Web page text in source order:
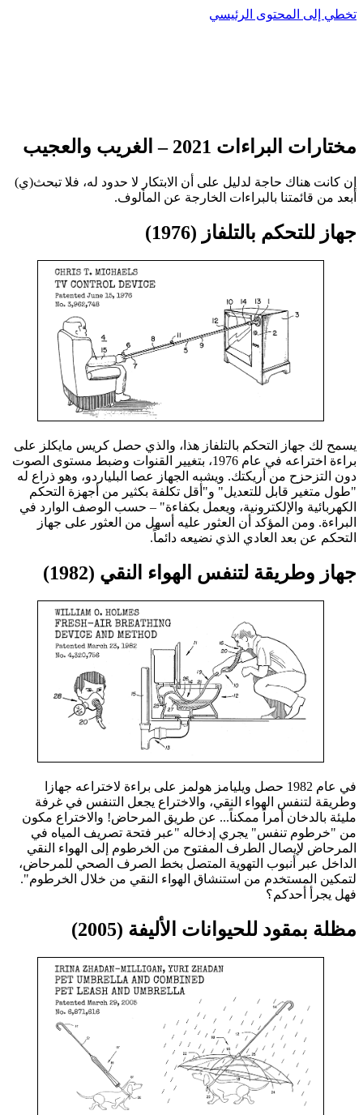
تخطي إلى المحتوى الرئيسي
مختارات البراءات 2021 – الغريب والعجيب
إن كانت هناك حاجة لدليل على أن الابتكار لا حدود له، فلا تبحث(ي)
أبعد من قائمتنا بالبراءات الخارجة عن المألوف.
جهاز للتحكم بالتلفاز (1976)
يسمح لك جهاز التحكم بالتلفاز هذا، والذي حصل كريس مايكلز على
براءة اختراعه في عام 1976، بتغيير القنوات وضبط مستوى الصوت
دون التزحزح من أريكتك. ويشبه الجهاز عصا البلياردو، وهو ذراع له
"طول متغير قابل للتعديل" و"أقل تكلفة بكثير من أجهزة التحكم
الكهربائية والإلكترونية، ويعمل بكفاءة" – حسب الوصف الوارد في
البراءة. ومن المؤكد أن العثور عليه أسهل من العثور على جهاز
التحكم عن بعد العادي الذي نضيعه دائماً.
جهاز وطريقة لتنفس الهواء النقي (1982)
في عام 1982 حصل ويليامز هولمز على براءة لاختراعه جهازا
وطريقة لتنفس الهواء النقي، والاختراع يجعل التنفس في غرفة
مليئة بالدخان أمراً ممكناً... عن طريق المرحاض! والاختراع مكون
من "خرطوم تنفس" يجري إدخاله "عبر فتحة تصريف المياه في
المرحاض لإيصال الطرف المفتوح من الخرطوم إلى الهواء النقي
الداخل عبر أنبوب التهوية المتصل بخط الصرف الصحي للمرحاض،
لتمكين المستخدم من استنشاق الهواء النقي من خلال الخرطوم".
فهل يجرأ أحدكم؟
مظلة بمقود للحيوانات الأليفة (2005)